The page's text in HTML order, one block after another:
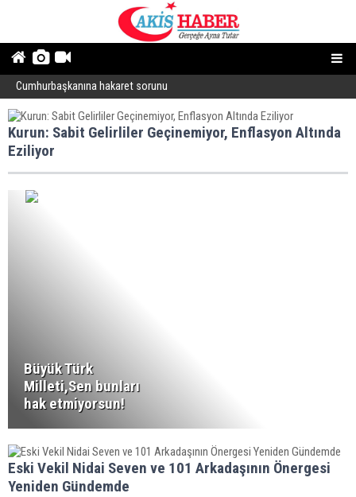
Cumhurbaşkanına hakaret sorunu
Kurun: Sabit Gelirliler Geçinemiyor, Enflasyon Altında
Eziliyor
Büyük Türk
Milleti,Sen bunları
hak etmiyorsun!
Eski Vekil Nidai Seven ve 101 Arkadaşının Önergesi
Yeniden Gündemde